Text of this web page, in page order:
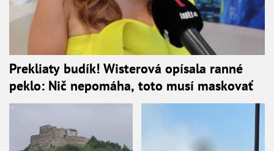
Prekliaty budík! Wisterová opísala ranné
peklo: Nič nepomáha, toto musí maskovať